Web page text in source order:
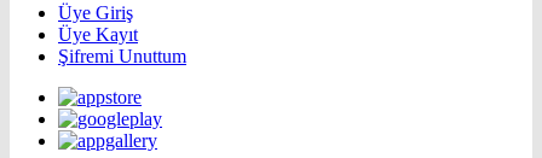
Üye Giriş
Üye Kayıt
Şifremi Unuttum